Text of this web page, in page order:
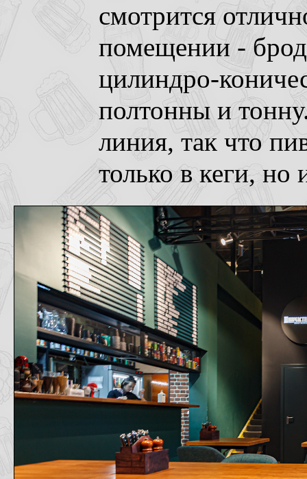
смотрится
помещении -
цилиндро-
полтонны и
линия, так что
только в кеги, но